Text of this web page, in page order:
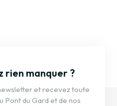
rien manquer ?
et recevez toute
Pont du Gard et de nos